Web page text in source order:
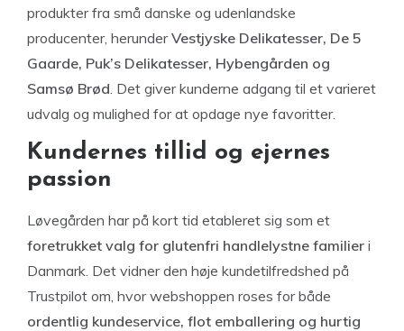
produkter fra små danske og udenlandske
producenter, herunderVestjyske Delikatesser, De 5
Gaarde, Puk’s Delikatesser, Hybengården og
Samsø Brød . Det giver kunderne adgang til et varieret
udvalg og mulighed for at opdage nye favoritter.
Kundernes tillid og ejernes
passion
Løvegården har på kort tid etableret sig som et
foretrukket valg for glutenfri handlelystne familier i
Danmark. Det vidner den høje kundetilfredshed på
Trustpilot om, hvor webshoppen roses for både
ordentlig kundeservice, flot emballering og hurtig